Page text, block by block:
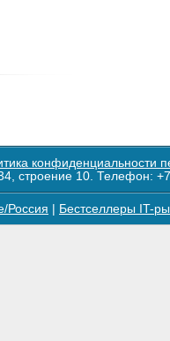
конфиденциальности
строение 10. Телефон:
Россия Бестселлеры IT-